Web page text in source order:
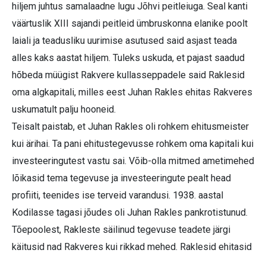
hiljem juhtus samalaadne lugu Jõhvi peitleiuga. Seal kanti
väärtuslik XIII sajandi peitleid ümbruskonna elanike poolt
laiali ja teadusliku uurimise asutused said asjast teada
alles kaks aastat hiljem. Tuleks uskuda, et pajast saadud
hõbeda müügist Rakvere kullasseppadele said Raklesid
oma algkapitali, milles eest Juhan Rakles ehitas Rakveres
uskumatult palju hooneid.
Teisalt paistab, et Juhan Rakles oli rohkem ehitusmeister
kui ärihai. Ta pani ehitustegevusse rohkem oma kapitali kui
investeeringutest vastu sai. Võib-olla mitmed ametimehed
lõikasid tema tegevuse ja investeeringute pealt head
profiiti, teenides ise terveid varandusi. 1938. aastal
Kodilasse tagasi jõudes oli Juhan Rakles pankrotistunud.
Tõepoolest, Rakleste säilinud tegevuse teadete järgi
käitusid nad Rakveres kui rikkad mehed. Raklesid ehitasid